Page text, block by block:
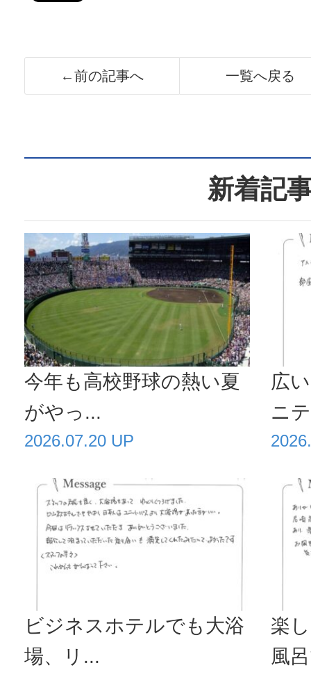
←前の記事へ 一覧へ戻る
新着記
今年も高校野球の熱い夏
がやっ...
2026.07.20 UP
広
ニ
ビジネスホテルでも大浴
場、リ...
楽
風